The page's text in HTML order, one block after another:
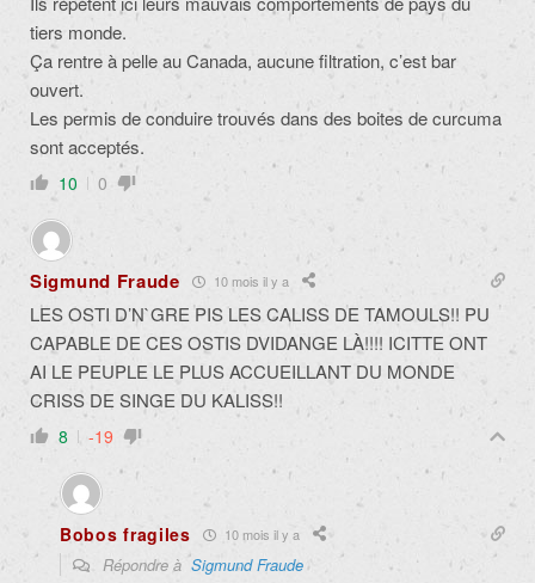
tiers monde.
Ça rentre à pelle au Canada, aucune filtration, c’est bar
ouvert.
Les permis de conduire trouvés dans des boites de curcuma
sont acceptés.
10 0
Sigmund Fraude 10 mois il y a
LES OSTI D’N`GRE PIS LES CALISS DE TAMOULS!! PU
CAPABLE DE CES OSTIS DVIDANGE LÀ!!!! ICITTE ONT
AI LE PEUPLE LE PLUS ACCUEILLANT DU MONDE
CRISS DE SINGE DU KALISS!!
8 -19
Bobos fragiles 10 mois il y a
Répondre à Sigmund Fraude